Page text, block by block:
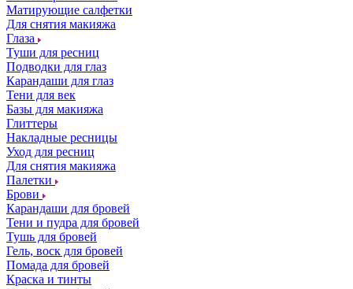
Матирующие салфетки
Для снятия макияжа
Глаза
Туши для ресниц
Подводки для глаз
Карандаши для глаз
Тени для век
Базы для макияжа
Глиттеры
Накладные ресницы
Уход для ресниц
Для снятия макияжа
Палетки
Брови
Карандаши для бровей
Тени и пудра для бровей
Тушь для бровей
Гель, воск для бровей
Помада для бровей
Краска и тинты